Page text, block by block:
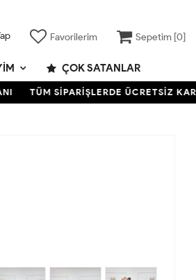
Favorilerim Sepetim [0]
ÇOK SATANLAR
TÜM SİPARİŞLERDE ÜCRETSİZ